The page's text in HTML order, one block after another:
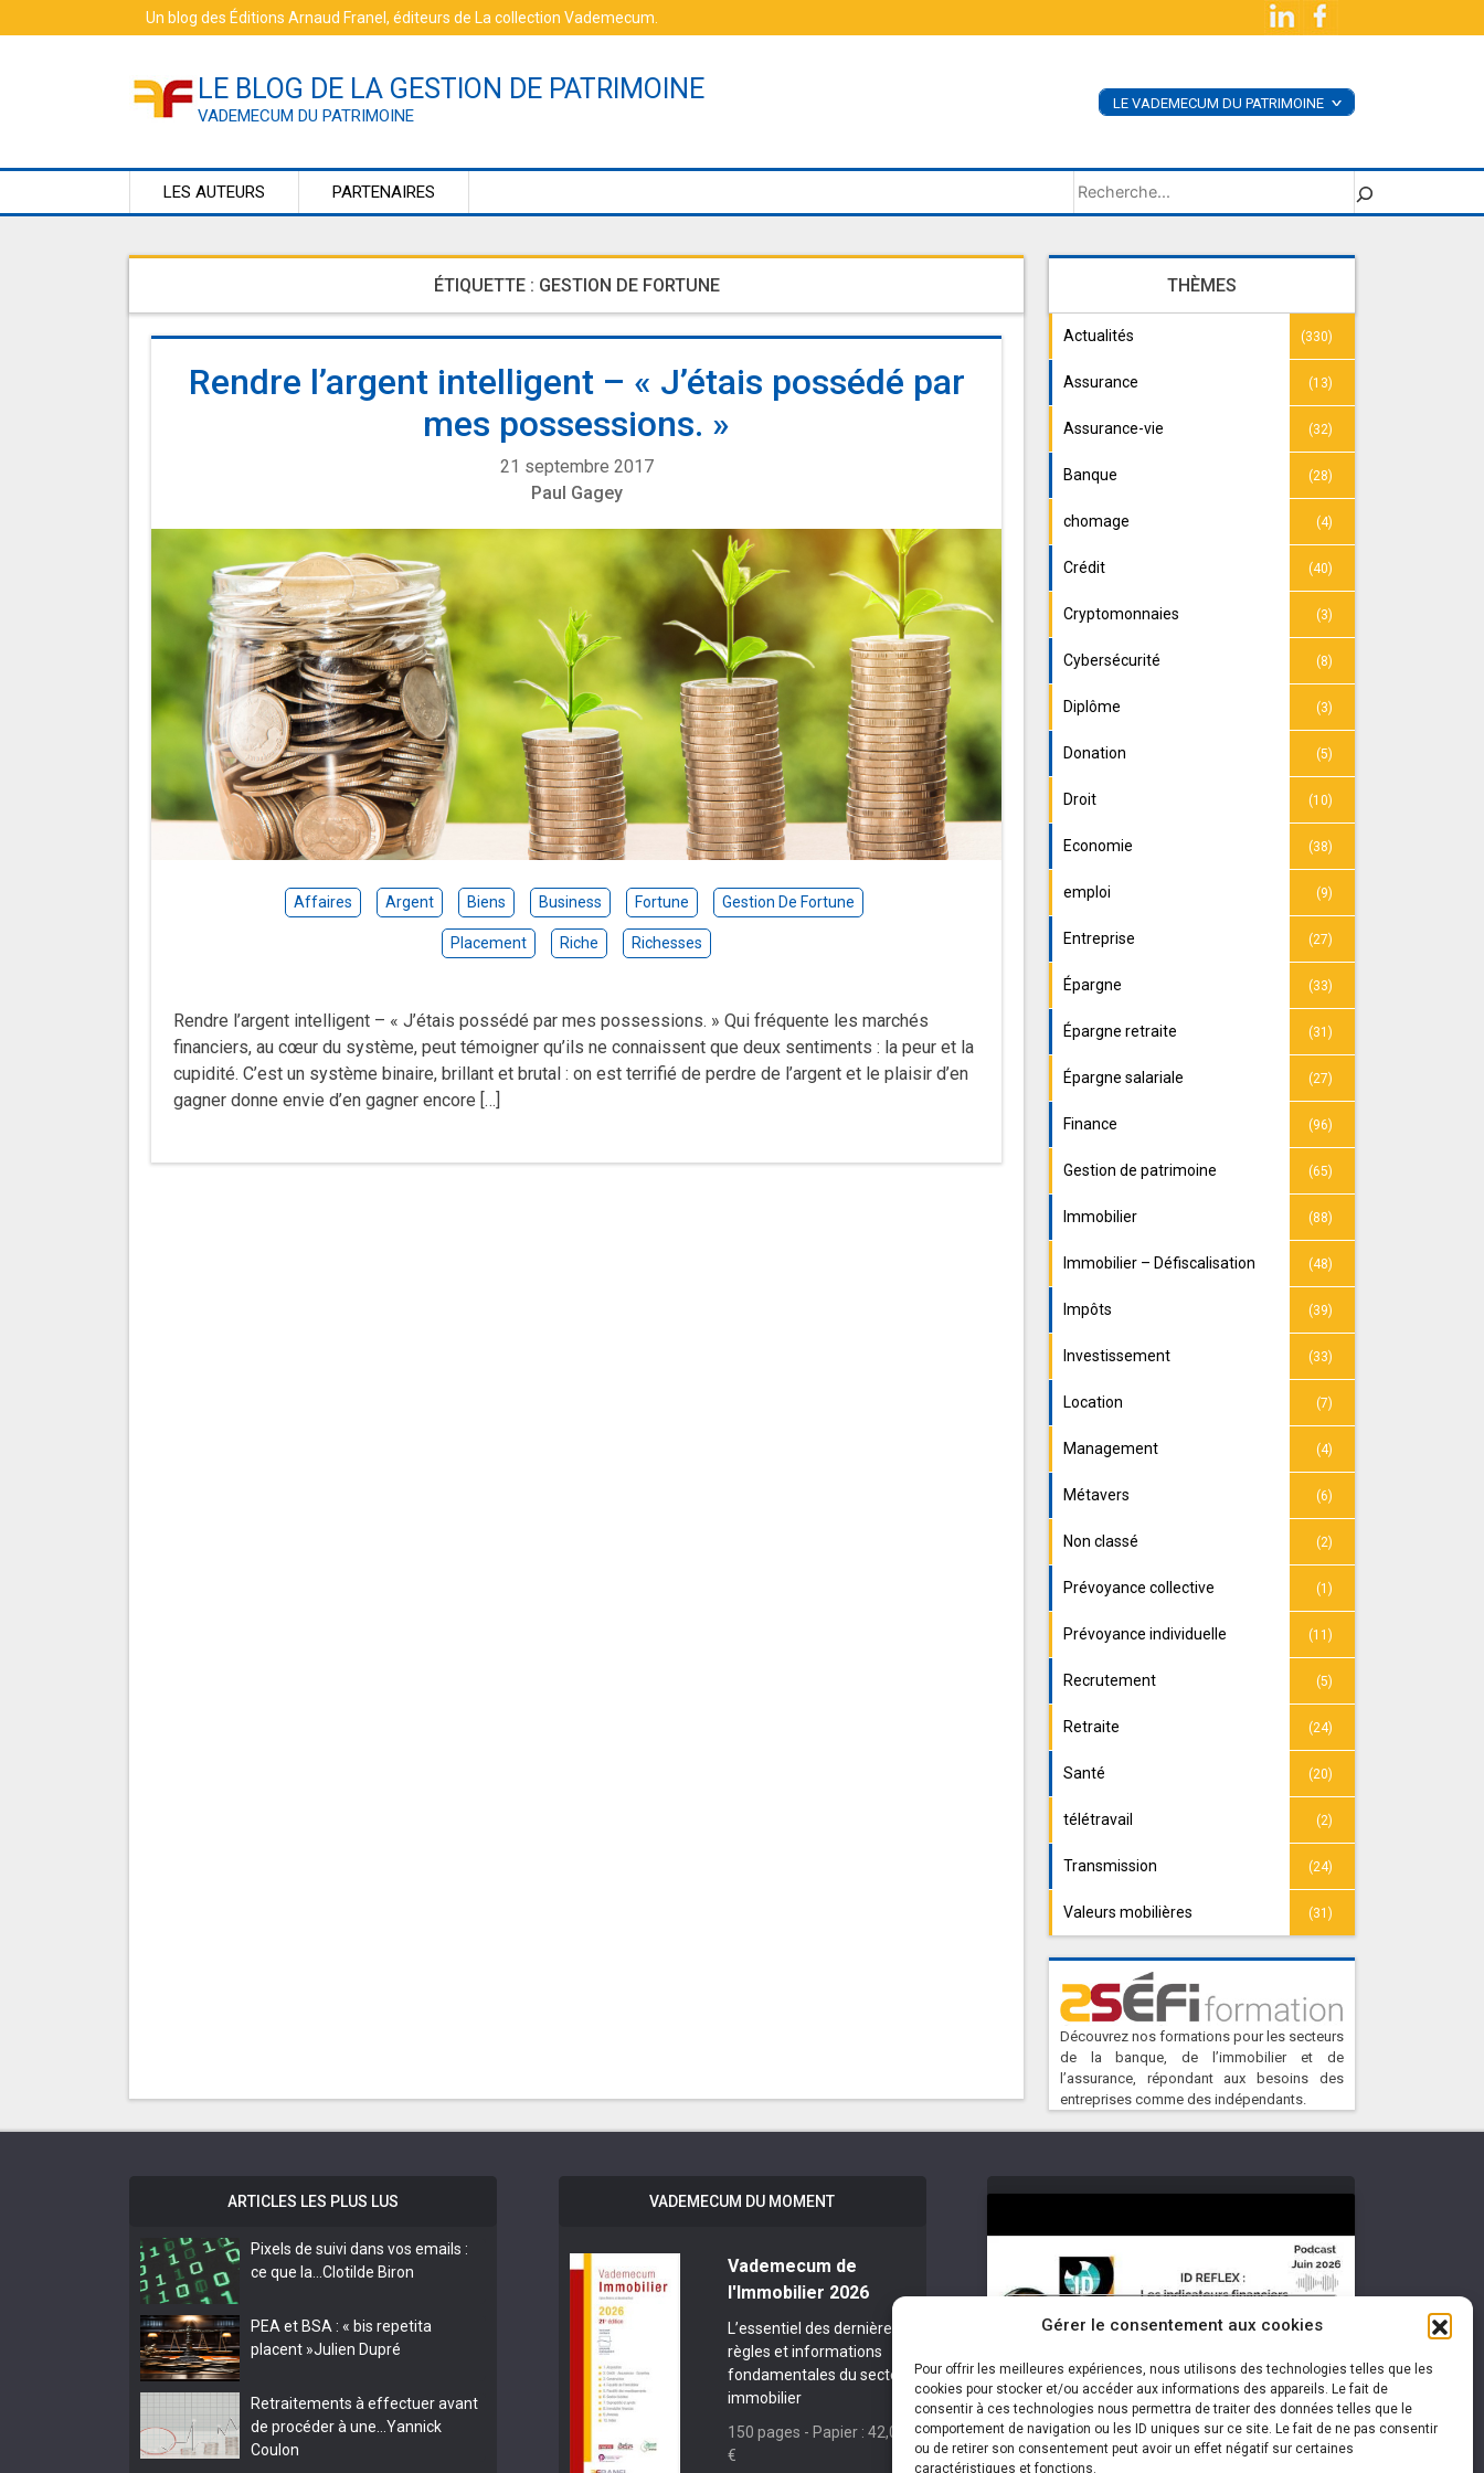
Gérer le consentement aux cookies
Pour offrir les meilleures expériences, nous utilisons des technologies telles que les
cookies pour stocker et/ou accéder aux informations des appareils. Le fait de
consentir à ces technologies nous permettra de traiter des données telles que le
comportement de navigation ou les ID uniques sur ce site. Le fait de ne pas consentir
ou de retirer son consentement peut avoir un effet négatif sur certaines
caractéristiques et fonctions.
to
Un blog des Éditions Arnaud Franel, éditeurs de La collection Vademecum
LE BLOG DE LA GESTION DE PATRIMOINE
VADEMECUM DU PATRIMOINE
LE VADEMECUM DU PATRIMOINE <
LES AUTEURS PARTENAIRES Rechercher
ÉTIQUETTE : GESTION DE FORTUNE
Rendre l’argent intelligent – « J’étais possédé par
mes possessions. »
21 septembre 2017
Paul Gagey
Affaires Argent Biens Business Fortune Gestion De Fortune
Placement Riche Richesses
Rendre l’argent intelligent – « J’étais possédé par mes possessions. » Qui fréquente les marchés
financiers, au cœur du système, peut témoigner qu’ils ne connaissent que deux sentiments : la peur et la
cupidité. C’est un système binaire, brillant et brutal : on est terrifié de perdre de l’argent et le plaisir d’en
gagner donne envie d’en gagner encore […]
THÈMES
Actualités (330)
Assurance (13)
Assurance-vie (32)
Banque (28)
chomage (4)
Crédit (40)
Cryptomonnaies (3)
Cybersécurité (8)
Diplôme (3)
Donation (5)
Droit (10)
Economie (38)
emploi (9)
Entreprise (27)
Épargne (33)
Épargne retraite (31)
Épargne salariale (27)
Finance (96)
Gestion de patrimoine (65)
Immobilier (88)
Immobilier – Défiscalisation (48)
Impôts (39)
Investissement (33)
Location (7)
Management (4)
Métavers (6)
Non classé (2)
Prévoyance collective (1)
Prévoyance individuelle (11)
Recrutement (5)
Retraite (24)
Santé (20)
télétravail (2)
Transmission (24)
Valeurs mobilières (31)
Découvrez nos formations pour les secteurs
de la banque, de l’immobilier et de
l’assurance, répondant aux besoins des
entreprises comme des indépendants.
ARTICLES LES PLUS LUS
Pixels de suivi dans vos emails :
ce que la… Clotilde Biron
PEA et BSA : « bis repetita
placent »Julien Dupré
Retraitements à effectuer avant
de procéder à une… Yannick
Coulon
VADEMECUM DU MOMENT
Vademecum de
l'Immobilier 2026
L’essentiel des dernières
règles et informations
fondamentales du secteur
immobilier
150 pages - Papier : 42,00
€
Cliquez pour accepter les cookies